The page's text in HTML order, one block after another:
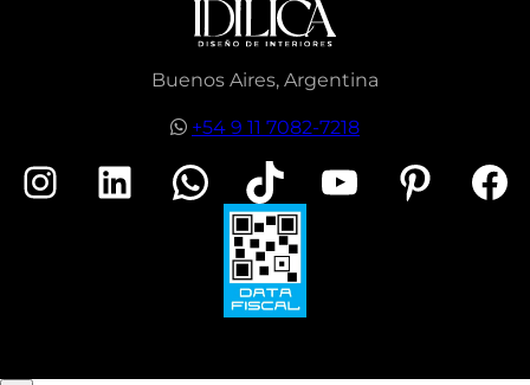
Buenos Aires, Argentina
+54 9 11 7082-7218
Instagram LinkedIn WhatsApp TikTok YouTube Pinterest Facebook